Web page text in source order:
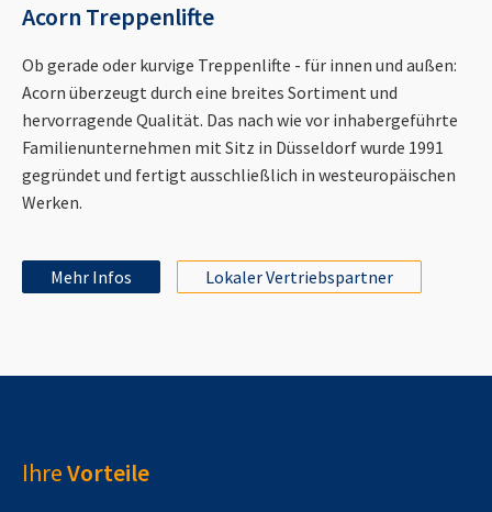
Acorn Treppenlifte
Ob gerade oder kurvige Treppenlifte - für innen und außen:
Acorn überzeugt durch eine breites Sortiment und
hervorragende Qualität. Das nach wie vor inhabergeführte
Familienunternehmen mit Sitz in Düsseldorf wurde 1991
gegründet und fertigt ausschließlich in westeuropäischen
Werken.
Mehr Infos Lokaler Vertriebspartner
IhreVorteile